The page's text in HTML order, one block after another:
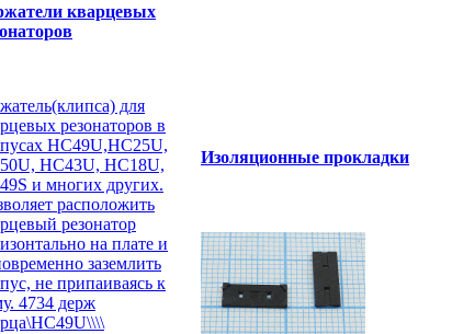
кварцевых
для
резонаторов в
HC49U,HC25U,
HC43U, HC18U,
и многих других.
расположить
резонатор
на плате и
заземлить
не припаиваясь к
4734 держ
Изоляционные прокладки